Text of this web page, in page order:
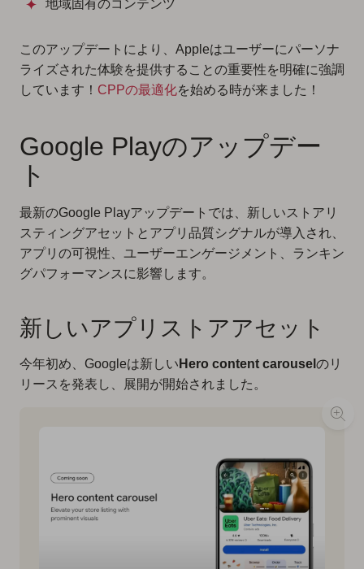
地域固有のコンテンツ
このアップデートにより、Appleはユーザーにパーソナ
ライズされた体験を提供することの重要性を明確に強調
しています！ CPPの最適化を始める時が来ました！
Google Playのアップデー
ト
最新のGoogle Playアップデートでは、新しいストアリ
スティングアセットとアプリ品質シグナルが導入され、
アプリの可視性、ユーザーエンゲージメント、ランキン
グパフォーマンスに影響します。
新しいアプリストアアセット
今年初め、Googleは新しい Hero content carousel のリ
リースを発表し、展開が開始されました。